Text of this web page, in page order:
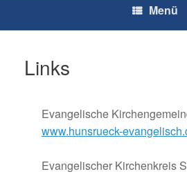
Menü
Links
Evangelische
www.hunsrueck-
Evangelischer Kirchenkreis